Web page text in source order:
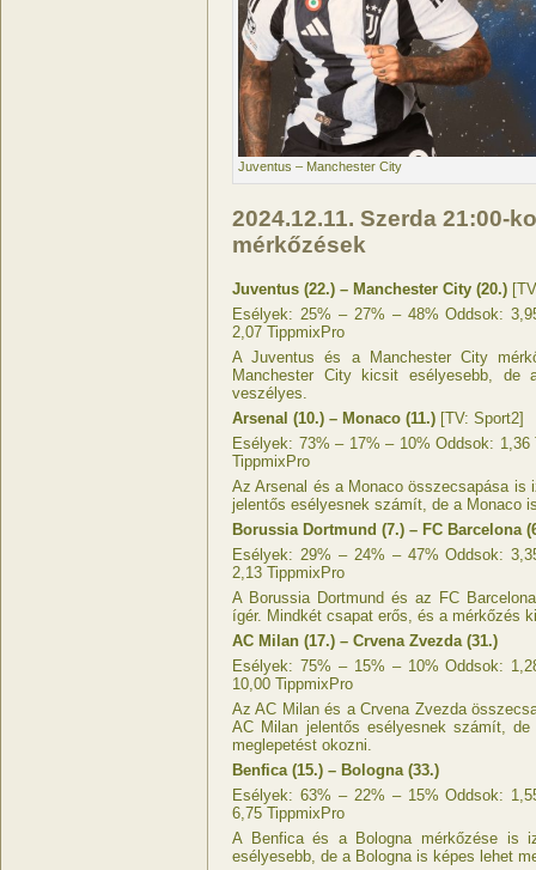
Juventus – Manchester City
2024.12.11. Szerda 21:00-
mérkőzések
Juventus (22.) – Manchester City (20.)
Esélyek: 25% – 27% – 48% Oddsok:
2,07 TippmixPro
A Juventus és a Manchester City
Manchester City kicsit esélyesebb, de
veszélyes.
Arsenal (10.) – Monaco (11.) [TV: Sport2]
Esélyek: 73% – 17% – 10% Oddsok:
TippmixPro
Az Arsenal és a Monaco összecsapása is
jelentős esélyesnek számít, de a Monaco
Borussia Dortmund (7.) – FC Barcelona
Esélyek: 29% – 24% – 47% Oddsok:
2,13 TippmixPro
A Borussia Dortmund és az FC
ígér. Mindkét csapat erős, és a mérkőzés
AC Milan (17.) – Crvena Zvezda (31.)
Esélyek: 75% – 15% – 10% Oddsok:
10,00 TippmixPro
Az AC Milan és a Crvena Zvezda
AC Milan jelentős esélyesnek számít,
meglepetést okozni.
Benfica (15.) – Bologna (33.)
Esélyek: 63% – 22% – 15% Oddsok:
6,75 TippmixPro
A Benfica és a Bologna mérkőzése is
esélyesebb, de a Bologna is képes lehet